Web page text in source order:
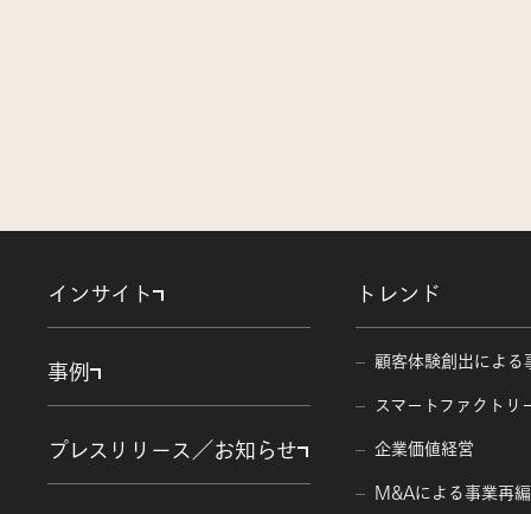
インサイト
事例
プレスリリース／お知らせ
トレンド
顧客体験創出による
スマートファクトリ
企業価値経営
M&Aによる事業再